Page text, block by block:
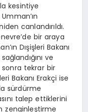
kesintiye
canlandırıldı.
bir araya
Dışişleri Bakanı
ve
sonra tekrar bir
Bakanı Erakçi ise
sürdürme
talep ettiklerini
zenginleştirme